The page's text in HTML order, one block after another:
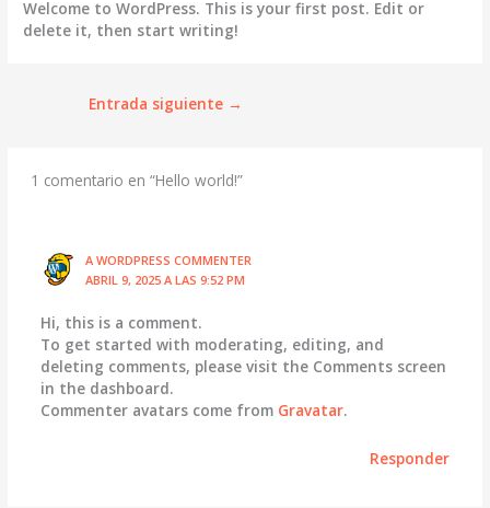
Welcome to WordPress. This is your first post. Edit or
delete it, then start writing!
Entrada siguiente →
1 comentario en “Hello world!”
A WORDPRESS COMMENTER
ABRIL 9, 2025 A LAS 9:52 PM
Hi, this is a comment.
To get started with moderating, editing, and
deleting comments, please visit the Comments screen
in the dashboard.
Commenter avatars come from Gravatar.
Responder